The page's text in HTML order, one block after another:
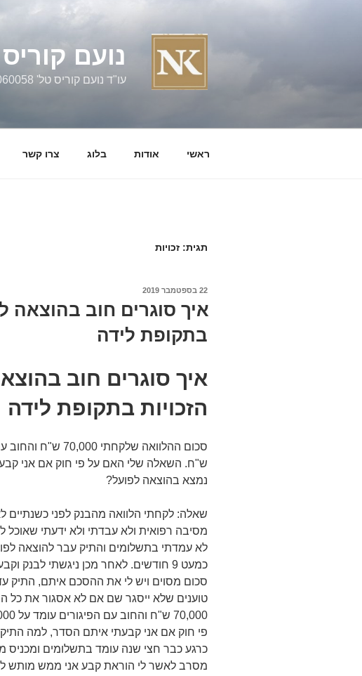
נועם
עו"ד נועם קוריס טל' 0777060058
ראשי אודות בלוג צרו קשר
תגית: זכויות
פורסם
22 בספטמבר 2019
איך סוגרים חוב בהוצאה
בתקופת לידה
איך סוגרים חוב
הזכויות בתקופת לידה
ש"ח. השאלה שלי האם על פי חוק אם אני
נמצא בהוצאה לפועל?
שאלה: לקחתי הלוואה מהבנק לפני
מסיבה רפואית ולא עבדתי ולא ידעתי שאוכל
לא עמדתי בתשלומים והתיק עבר להוצאה
כמעט 9 חודשים. לאחר מכן ניגשתי
סכום מסוים ויש לי את ההסכם איתם, התיק
טוענים שלא ייסגר שם אם לא אסגור את כל
פי חוק אם אני קבעתי איתם הסדר, למה התיק
מסרב לאשר לי הוראת קבע אני ממש מותש